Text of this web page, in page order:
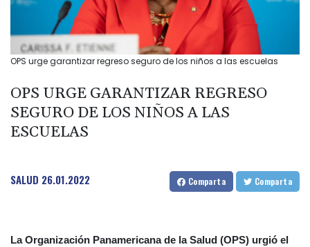
OPS urge garantizar regreso seguro de los niños a las escuelas
OPS URGE GARANTIZAR REGRESO
SEGURO DE LOS NIÑOS A LAS
ESCUELAS
SALUD 26.01.2022 Comparta Comparta
La Organización Panamericana de la Salud (OPS) urgió el